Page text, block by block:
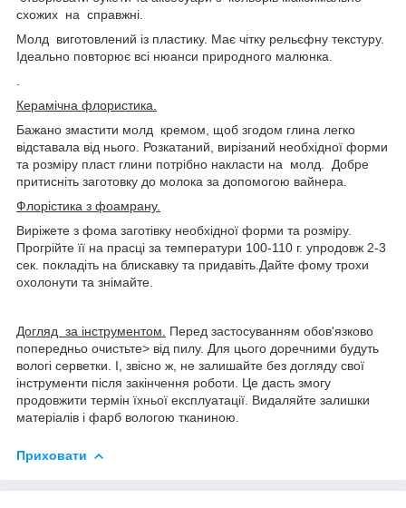
схожих на справжні.
Молд виготовлений із пластику. Має чітку рельєфну текстуру.
Ідеально повторює всі нюанси природного малюнка.
Керамічна флористика.
Бажано змастити молд кремом, щоб згодом глина легко
відставала від нього. Розкатаний, вирізаний необхідної форми
та розміру пласт глини потрібно накласти на молд. Добре
притисніть заготовку до молока за допомогою вайнера.
Флорістика з фоамрану.
Виріжете з фома заготівку необхідної форми та розміру.
Прогрійте її на прасці за температури 100-110 г. упродовж 2-3
сек. покладіть на блискавку та придавіть.Дайте фому трохи
охолонути та знімайте.
Догляд за інструментом.
Перед застосуванням обов'язково
попередньо очистьте> від пилу. Для цього доречними будуть
вологі серветки. І, звісно ж, не залишайте без догляду свої
інструменти після закінчення роботи. Це дасть змогу
продовжити термін їхньої експлуатації. Видаляйте залишки
матеріалів і фарб вологою тканиною.
Приховати